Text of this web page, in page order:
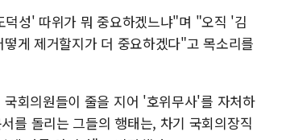
성' 따위가 뭐 중요하겠느냐"며 "오직 '김
게 제거할지가 더 중요하겠다"고 목소리를
회의원들이 줄을 지어 '호위무사'를 자처하
를 돌리는 그들의 행태는, 차기 국회의장직